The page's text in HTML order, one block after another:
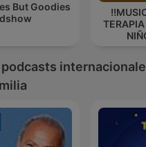
But Goodies
podcasts